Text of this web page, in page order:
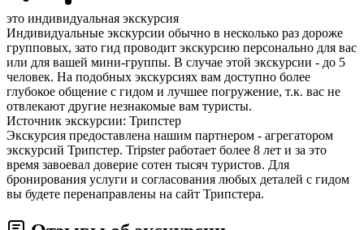
это индивидуальная экскурсия
Индивидуальные экскурсии обычно в несколько раз дороже
групповых, зато гид проводит экскурсию персонально для вас
или для вашей мини-группы. В случае этой экскурсии - до 5
человек. На подобных экскурсиях вам доступно более
глубокое общение с гидом и лучшее погружение, т.к. вас не
отвлекают другие незнакомые вам туристы.
Источник экскурсии: Трипстер
Экскурсия предоставлена нашим партнером - агрегатором
экскурсий Трипстер. Tripster работает более 8 лет и за это
время завоевал доверие сотен тысяч туристов. Для
бронирования услуги и согласования любых деталей с гидом
вы будете перенаправлены на сайт Трипстера.